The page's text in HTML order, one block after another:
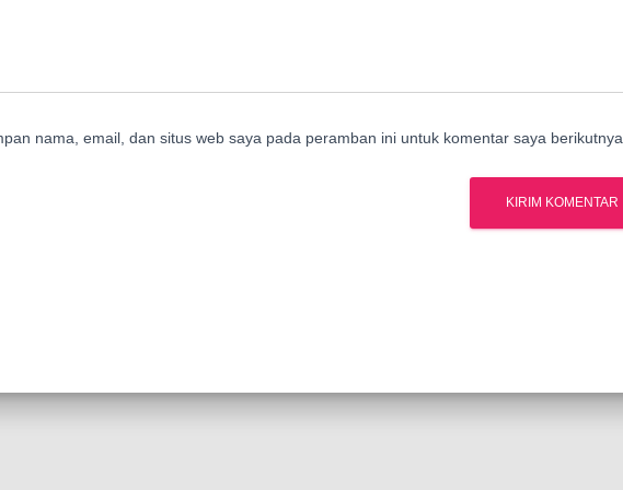
nama, email, dan situs web saya pada peramban ini untuk komentar saya berikutnya.